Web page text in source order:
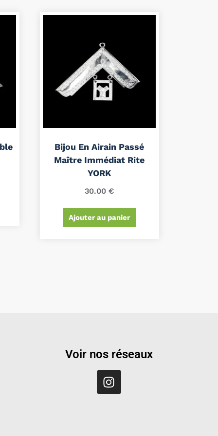
Bijou En Airain Passé
Maître Immédiat Rite
YORK
30.00€
Ajouter au panier
Voir nos réseaux